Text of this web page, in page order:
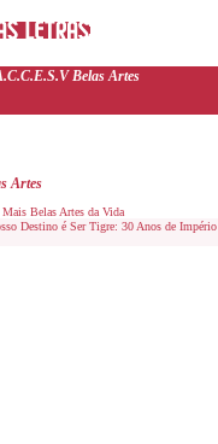
Belas Artes
Artes
Belas Artes da Vida
Destino é Ser Tigre: 30 Anos de Império